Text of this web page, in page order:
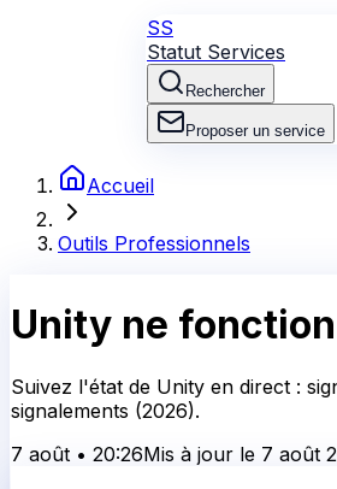
SS
Statut Services
Rechercher
Proposer un service
Accueil
Outils Professionnels
Unity ne
Suivez l'état de Unity en direct :
signalements (2026).
7 août • 20:26Mis à jour le 7 août